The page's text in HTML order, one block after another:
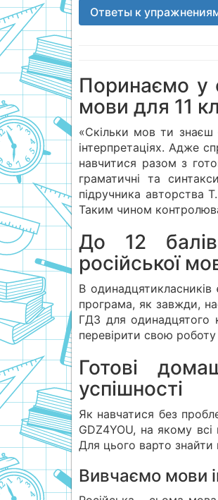
Ответы к
Поринаємо у
мови для 11
«Скільки мов ти знаєш
інтерпретаціях. Адже
навчитися разом з
граматичні та
підручника авторства
Таким чином
До 12
російської
В
програма, як завжди,
ГДЗ для одинадцятого
перевірити свою
Готові
успішності
Як навчатися без
GDZ4YOU, на якому
Для цього варто знайти
Вивчаємо мови